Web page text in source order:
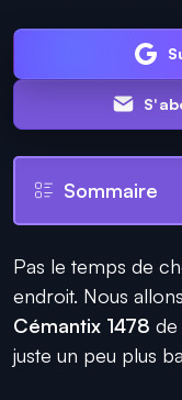
Sommaire
Pas le temps de
endroit. Nous
Cémantix 1478 de
juste un peu plus